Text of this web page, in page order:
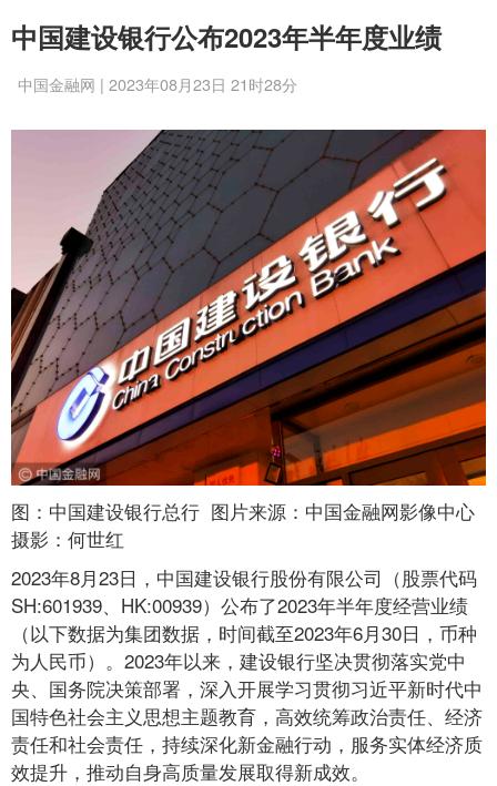
中国建设银行公布2023年半年度业绩
中国金融网 | 2023年08月23日 21时28分
图：中国建设银行总行 图片来源：中国金融网影像中心
摄影：何世红
2023年8月23日，中国建设银行股份有限公司（股票代码
SH:601939、HK:00939）公布了2023年半年度经营业绩
（以下数据为集团数据，时间截至2023年6月30日，币种
为人民币）。2023年以来，建设银行坚决贯彻落实党中
央、国务院决策部署，深入开展学习贯彻习近平新时代中
国特色社会主义思想主题教育，高效统筹政治责任、经济
责任和社会责任，持续深化新金融行动，服务实体经济质
效提升，推动自身高质量发展取得新成效。